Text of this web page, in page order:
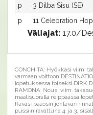
p
3 Dilba Sisu (SE)
p
11 Celebration
Väliajat: 17.0/
CONCHITA: Hyökkäsi viim.
varmaan
lopetuksessa toiseksi.DIRK
RAMONA: Nousi viim.
maalisuoralla reippaassa
Ravasi pääosin johtavan
pussiin ravattuna 4. ja 3.